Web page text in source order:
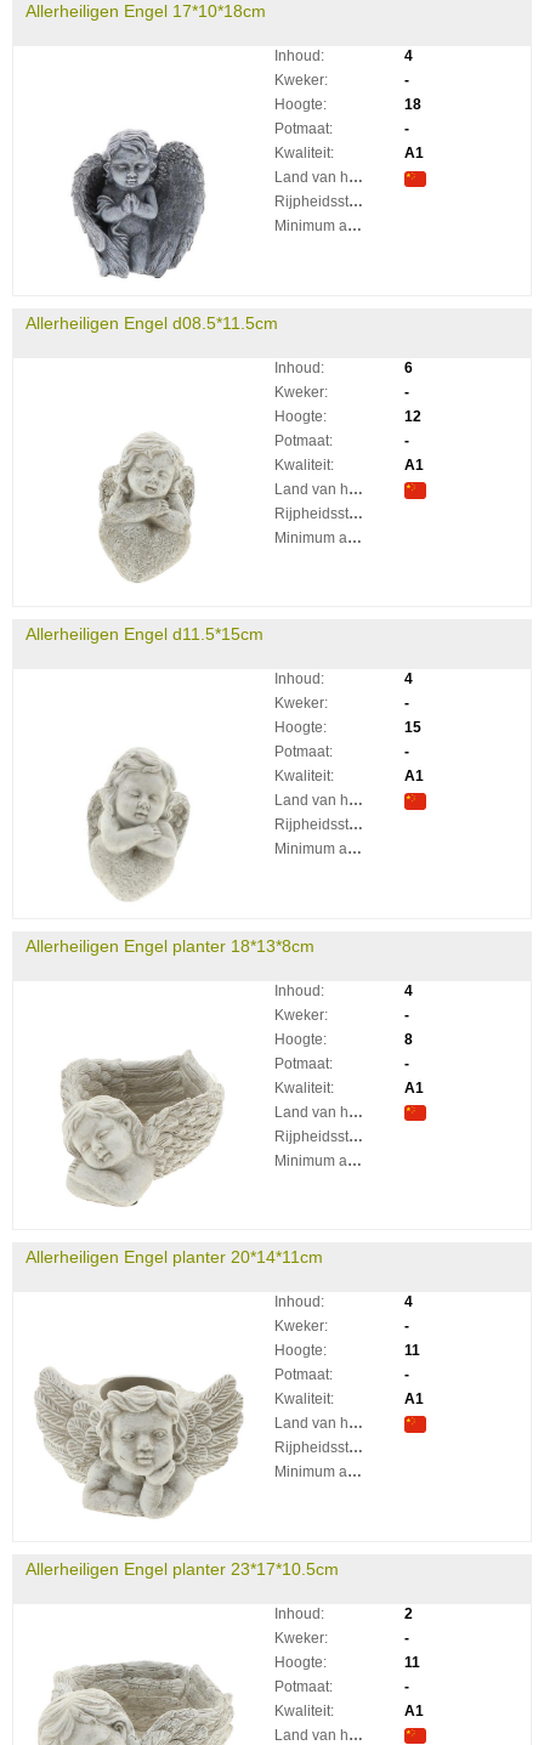
Allerheiligen Engel 17*10*18cm
Inhoud:
4
Kweker:
-
Hoogte:
18
Potmaat:
-
Kwaliteit:
A1
Land van herkomst:
Rijpheidsstadium:
Minimum aantal takken per plant:
Allerheiligen Engel d08.5*11.5cm
Inhoud:
6
Kweker:
-
Hoogte:
12
Potmaat:
-
Kwaliteit:
A1
Land van herkomst:
Rijpheidsstadium:
Minimum aantal takken per plant:
Allerheiligen Engel d11.5*15cm
Inhoud:
4
Kweker:
-
Hoogte:
15
Potmaat:
-
Kwaliteit:
A1
Land van herkomst:
Rijpheidsstadium:
Minimum aantal takken per plant:
Allerheiligen Engel planter 18*13*8cm
Inhoud:
4
Kweker:
-
Hoogte:
8
Potmaat:
-
Kwaliteit:
A1
Land van herkomst:
Rijpheidsstadium:
Minimum aantal takken per plant:
Allerheiligen Engel planter 20*14*11cm
Inhoud:
4
Kweker:
-
Hoogte:
11
Potmaat:
-
Kwaliteit:
A1
Land van herkomst:
Rijpheidsstadium:
Minimum aantal takken per plant:
Allerheiligen Engel planter 23*17*10.5cm
Inhoud:
2
Kweker:
-
Hoogte:
11
Potmaat:
-
Kwaliteit:
A1
Land van herkomst: